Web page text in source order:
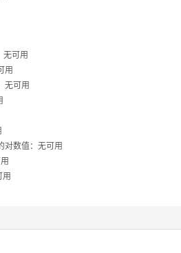
无可用
用
无可用
对数值：无可用
用